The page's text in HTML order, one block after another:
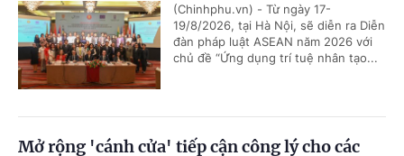
(Chinhphu.vn) - Từ ngày 17-
19/8/2026, tại Hà Nội, sẽ diễn ra Diễn
đàn pháp luật ASEAN năm 2026 với
chủ đề “Ứng dụng trí tuệ nhân tạo...
Mở rộng 'cánh cửa' tiếp cận công lý cho các